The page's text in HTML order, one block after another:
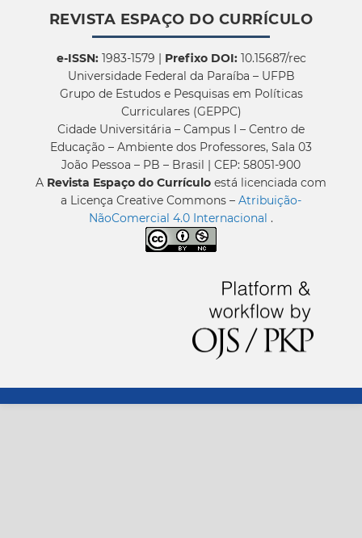
REVISTA ESPAÇO DO CURRÍCULO
e-ISSN:1983-1579 | Prefixo DOI:10.15687/rec
Universidade Federal da Paraíba – UFPB
Grupo de Estudos e Pesquisas em Políticas
Curriculares (GEPPC)
Cidade Universitária – Campus I – Centro de
Educação – Ambiente dos Professores, Sala 03
João Pessoa – PB – Brasil | CEP: 58051-900
A Revista Espaço do Currículo está licenciada com
a Licença Creative Commons – Atribuição-
NãoComercial 4.0 Internacional .